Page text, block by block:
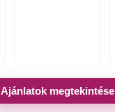
Ajánlatok megtekintése